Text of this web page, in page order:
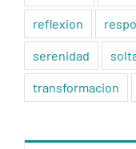
reflexion
serenidad
transformacion